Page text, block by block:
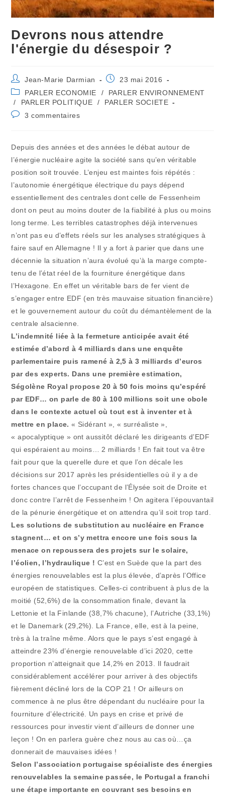
Devrons nous attendre
l'énergie du désespoir ?
Auteur/autrice
de
la
publication :
Jean-Marie Darmian
Publication
23 mai 2016
Post
category:
PARLER ECONOMIE /
PARLER ENVIRONNEMENT
/
PARLER POLITIQUE /
PARLER SOCIETE
Commentaires
3 commentaires
Depuis des années et des années le débat autour de
l’énergie nucléaire agite la société sans qu’en véritable
position soit trouvée. L’enjeu est maintes fois répétés :
l’autonomie énergétique électrique du pays dépend
essentiellement des centrales dont celle de Fessenheim
dont on peut au moins douter de la fiabilité à plus ou moins
long terme. Les terribles catastrophes déjà intervenues
n’ont pas eu d’effets réels sur les analyses stratégiques à
faire sauf en Allemagne ! Il y a fort à parier que dans une
décennie la situation n’aura évolué qu’à la marge compte-
tenu de l’état réel de la fourniture énergétique dans
l’Hexagone. En effet un véritable bars de fer vient de
s’engager entre EDF (en très mauvaise situation financière)
et le gouvernement autour du coût du démantèlement de la
centrale alsacienne.
L’indemnité liée à la fermeture anticipée avait été
estimée d’abord à 4 milliards dans une enquête
parlementaire puis ramené à 2,5 à 3 milliards d’euros
par des experts. Dans une première estimation,
Ségolène Royal propose 20 à 50 fois moins qu’espéré
par EDF… on parle de 80 à 100 millions soit une obole
dans le contexte actuel où tout est à inventer et à
mettre en place. « Sidérant », « surréaliste »,
« apocalyptique » ont aussitôt déclaré les dirigeants d’EDF
qui espéraient au moins… 2 milliards ! En fait tout va être
fait pour que la querelle dure et que l’on décale les
décisions sur 2017 après les présidentielles où il y a de
fortes chances que l’occupant de l’Élysée soit de Droite et
donc contre l’arrêt de Fessenheim ! On agitera l’épouvantail
de la pénurie énergétique et on attendra qu’il soit trop tard.
Les solutions de substitution au nucléaire en France
stagnent… et on s’y mettra encore une fois sous la
menace on repoussera des projets sur le solaire,
l’éolien, l’hydraulique ! C’est en Suède que la part des
énergies renouvelables est la plus élevée, d’après l’Office
européen de statistiques. Celles-ci contribuent à plus de la
moitié (52,6%) de la consommation finale, devant la
Lettonie et la Finlande (38,7% chacune), l’Autriche (33,1%)
et le Danemark (29,2%). La France, elle, est à la peine,
très à la traîne même. Alors que le pays s’est engagé à
atteindre 23% d’énergie renouvelable d’ici 2020, cette
proportion n’atteignait que 14,2% en 2013. Il faudrait
considérablement accélérer pour arriver à des objectifs
fièrement décliné lors de la COP 21 ! Or ailleurs on
commence à ne plus être dépendant du nucléaire pour la
fourniture d’électricité. Un pays en crise et privé de
ressources pour investir vient d’ailleurs de donner une
leçon ! On en parlera guère chez nous au cas où…ça
donnerait de mauvaises idées !
Selon l’association portugaise spécialiste des énergies
renouvelables la semaine passée, le Portugal a franchi
une étape importante en couvrant ses besoins en